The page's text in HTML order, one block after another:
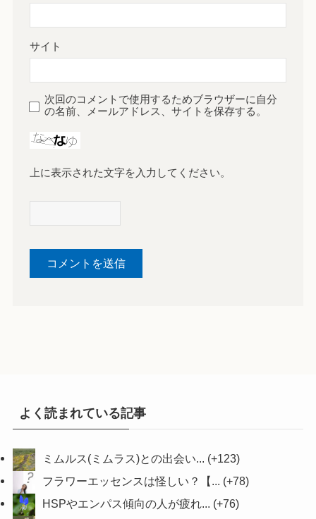
サイト
次回のコメントで使用するためブラウザーに自分
の名前、メールアドレス、サイトを保存する。
上に表示された文字を入力してください。
よく読まれている記事
ミムルス(ミムラス)との出会い... +123
フラワーエッセンスは怪しい？【... +78
HSPやエンパス傾向の人が疲れ... +76